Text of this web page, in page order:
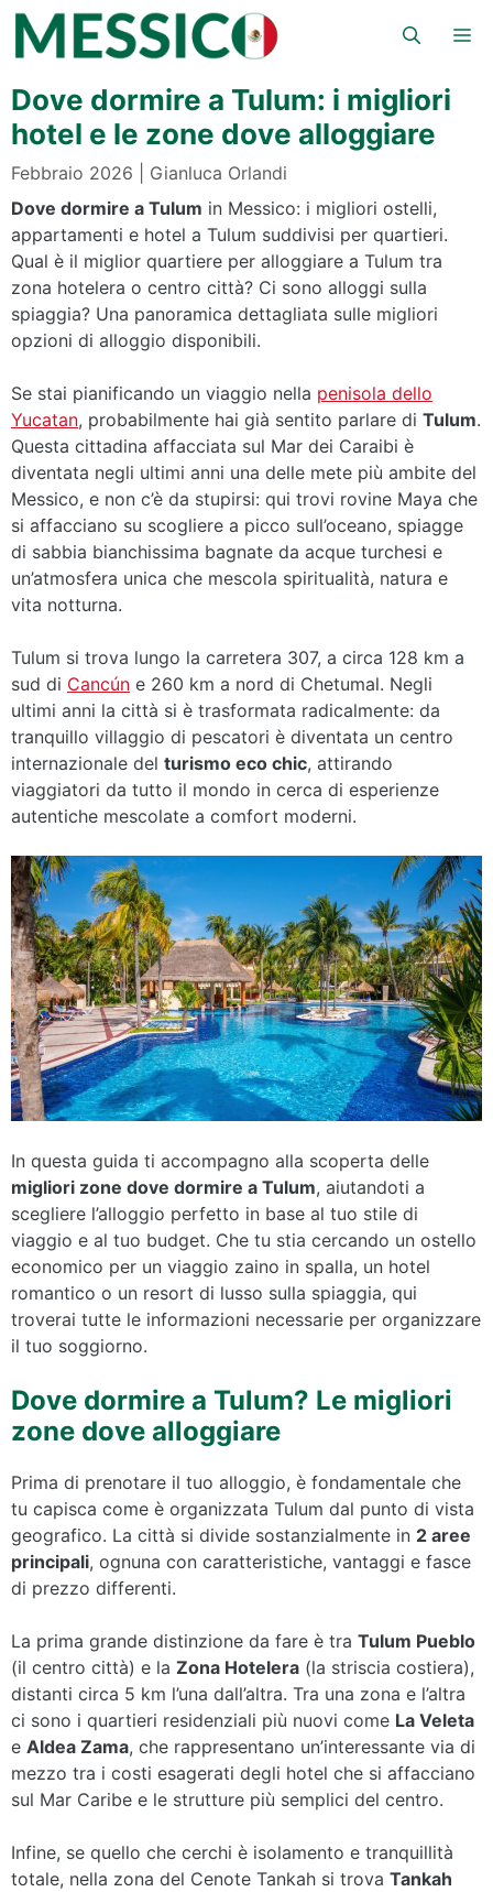
Vai
contenuto
Dove dormire a Tulum: i migliori
hotel e le zone dove alloggiare
Febbraio 2026
Gianluca Orlandi
Dove dormire a Tulum in Messico: i migliori ostelli,
appartamenti e hotel a Tulum suddivisi per quartieri.
Qual è il miglior quartiere per alloggiare a Tulum tra
zona hotelera o centro città? Ci sono alloggi sulla
spiaggia? Una panoramica dettagliata sulle migliori
opzioni di alloggio disponibili.
Se stai pianificando un viaggio nella penisola dello
Yucatan, probabilmente hai già sentito parlare di Tulum.
Questa cittadina affacciata sul Mar dei Caraibi è
diventata negli ultimi anni una delle mete più ambite del
Messico, e non c’è da stupirsi: qui trovi rovine Maya che
si affacciano su scogliere a picco sull’oceano, spiagge
di sabbia bianchissima bagnate da acque turchesi e
un’atmosfera unica che mescola spiritualità, natura e
vita notturna.
Tulum si trova lungo la carretera 307, a circa 128 km a
sud di Cancún e 260 km a nord di Chetumal. Negli
ultimi anni la città si è trasformata radicalmente: da
tranquillo villaggio di pescatori è diventata un centro
internazionale del turismo eco chic, attirando
viaggiatori da tutto il mondo in cerca di esperienze
autentiche mescolate a comfort moderni.
In questa guida ti accompagno alla scoperta delle
migliori zone dove dormire a Tulum, aiutandoti a
scegliere l’alloggio perfetto in base al tuo stile di
viaggio e al tuo budget. Che tu stia cercando un ostello
economico per un viaggio zaino in spalla, un hotel
romantico o un resort di lusso sulla spiaggia, qui
troverai tutte le informazioni necessarie per organizzare
il tuo soggiorno.
Dove dormire a Tulum? Le migliori
zone dove alloggiare
Prima di prenotare il tuo alloggio, è fondamentale che
tu capisca come è organizzata Tulum dal punto di vista
geografico. La città si divide sostanzialmente in 2 aree
principali, ognuna con caratteristiche, vantaggi e fasce
di prezzo differenti.
La prima grande distinzione da fare è tra Tulum Pueblo
(il centro città) e la Zona Hotelera (la striscia costiera),
distanti circa 5 km l’una dall’altra. Tra una zona e l’altra
ci sono i quartieri residenziali più nuovi come La Veleta
e Aldea Zama, che rappresentano un’interessante via di
mezzo tra i costi esagerati degli hotel che si affacciano
sul Mar Caribe e le strutture più semplici del centro.
Infine, se quello che cerchi è isolamento e tranquillità
totale, nella zona del Cenote Tankah si trova Tankah